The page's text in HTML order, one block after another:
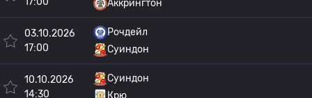
Аккрингтон
03.10.2026
17:00
Рочдейл
Суиндон
10.10.2026
14:30
Суиндон
Крю